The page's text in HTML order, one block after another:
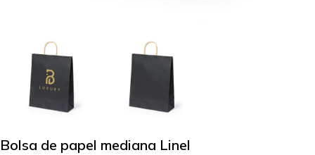
Bolsa de papel mediana Linel